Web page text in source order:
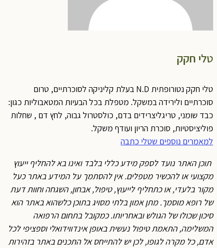
חקק
טלי חקק נטורופתית N.D בעלת קליניקה לסוכרתיים, טרום
ולירידה במשקל. מטפלת בכל הבעיות המטאבוליות כגון:
שומני, טריגליצרידים בדם, כולסטרול גבוה, לחץ דם , שחלות
סוכרת הריון ועודף משקל.
נוספים שטלי כתבה
האתר נועד לספק מידע כללי בלבד ואינו בא להחליף ייעוץ
או להכשיר מטפלים. אין להסתמך על המידע באתר כעל
בלעדי, או כתחליף לייעוץ, טיפול, אבחון, השגחה וחוות דעת
רופא מוסמך. מתן אמון בלתי מסויג בתוכן כלשהוא באתר הוא
שכולו של הגולש ובאחריותו. כמקובל בתחום הרפואה
התאמת טיפול נעשית באופן אינדווידואלי וספציפי לכל
כל מקרה לגופו, לכן יש להתייחס אל התכנים באתר בזהירות